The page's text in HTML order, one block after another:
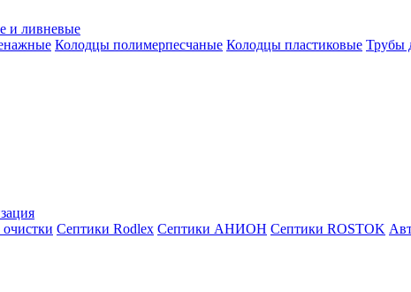
и ливневые
Колодцы полимерпесчаные Колодцы пластиковые Трубы
Септики Rodlex Септики АНИОН Септики ROSTOK